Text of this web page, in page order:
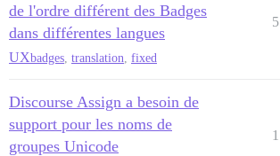
de l'ordre différent des Badges
dans différentes langues
UXbadges translation fixed
5
Discourse Assign a besoin de
support pour les noms de
groupes Unicode
1